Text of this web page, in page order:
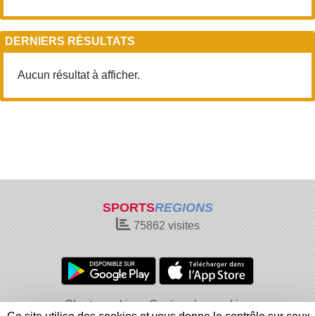
DERNIERS RÉSULTATS
Aucun résultat à afficher.
SPORTSREGIONS
75862 visites
Charte cookies
Gestion des cookies